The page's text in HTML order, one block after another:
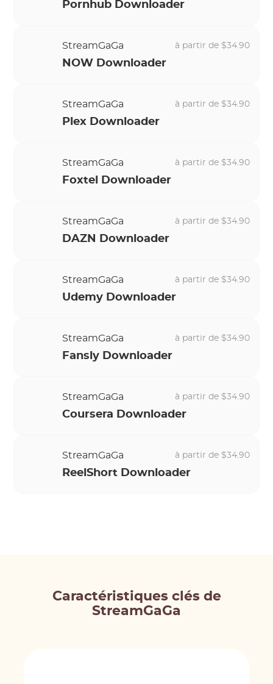
Pornhub Downloader
StreamGaGa à partir de $34.90
NOW Downloader
StreamGaGa à partir de $34.90
Plex Downloader
StreamGaGa à partir de $34.90
Foxtel Downloader
StreamGaGa à partir de $34.90
DAZN Downloader
StreamGaGa à partir de $34.90
Udemy Downloader
StreamGaGa à partir de $34.90
Fansly Downloader
StreamGaGa à partir de $34.90
Coursera Downloader
StreamGaGa à partir de $34.90
ReelShort Downloader
Caractéristiques clés de
StreamGaGa